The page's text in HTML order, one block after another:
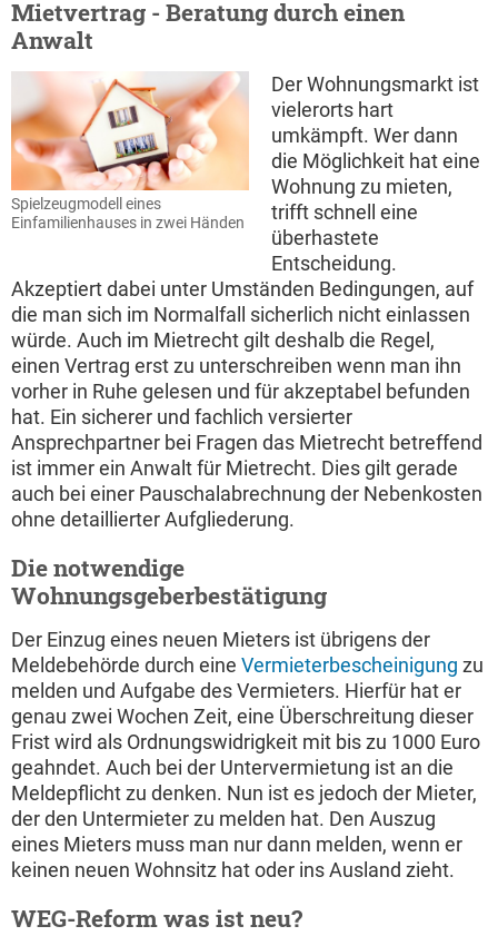
Mietvertrag - Beratung durch einen
Anwalt
Spielzeugmodell eines
Einfamilienhauses in zwei Händen
Der Wohnungsmarkt ist
vielerorts hart
umkämpft. Wer dann
die Möglichkeit hat eine
Wohnung zu mieten,
trifft schnell eine
überhastete
Entscheidung.
Akzeptiert dabei unter Umständen Bedingungen, auf
die man sich im Normalfall sicherlich nicht einlassen
würde. Auch im Mietrecht gilt deshalb die Regel,
einen Vertrag erst zu unterschreiben wenn man ihn
vorher in Ruhe gelesen und für akzeptabel befunden
hat. Ein sicherer und fachlich versierter
Ansprechpartner bei Fragen das Mietrecht betreffend
ist immer ein Anwalt für Mietrecht. Dies gilt gerade
auch bei einer Pauschalabrechnung der Nebenkosten
ohne detaillierter Aufgliederung.
Die notwendige
Wohnungsgeberbestätigung
Der Einzug eines neuen Mieters ist übrigens der
Meldebehörde durch eine Vermieterbescheinigung zu
melden und Aufgabe des Vermieters. Hierfür hat er
genau zwei Wochen Zeit, eine Überschreitung dieser
Frist wird als Ordnungswidrigkeit mit bis zu 1000 Euro
geahndet. Auch bei der Untervermietung ist an die
Meldepflicht zu denken. Nun ist es jedoch der Mieter,
der den Untermieter zu melden hat. Den Auszug
eines Mieters muss man nur dann melden, wenn er
keinen neuen Wohnsitz hat oder ins Ausland zieht.
WEG-Reform was ist neu?